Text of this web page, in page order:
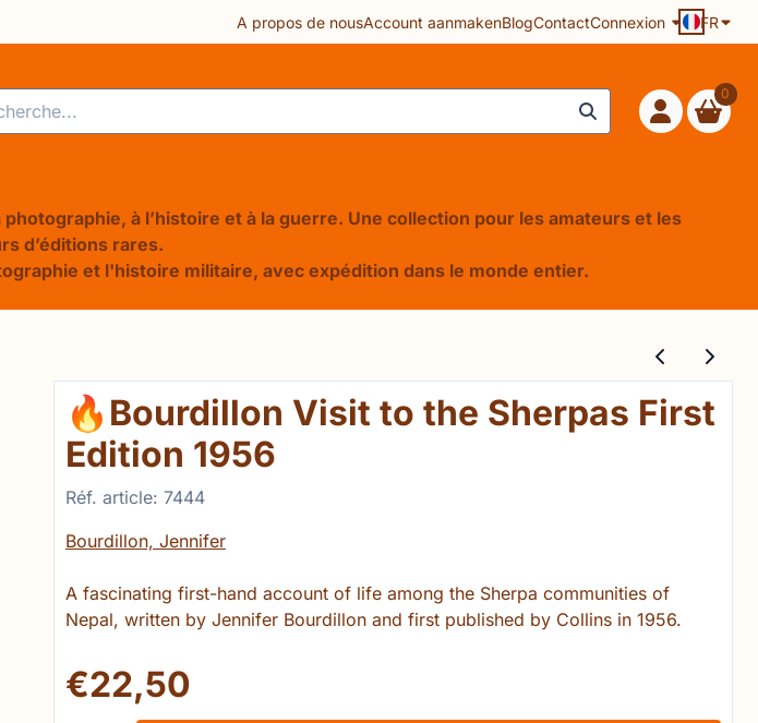
A propos de nousAccount aanmakenBlogContactConnexion FR
0
à l’histoire et à la guerre. Une collection pour les amateurs et les
d’éditions rares.
et l'histoire militaire, avec expédition dans le monde entier.
🔥Bourdillon Visit to the Sherpas First
Edition 1956
Réf. article: 7444
Bourdillon, Jennifer
A fascinating first-hand account of life among the Sherpa communities of
Nepal, written by Jennifer Bourdillon and first published by Collins in 1956.
€22,50